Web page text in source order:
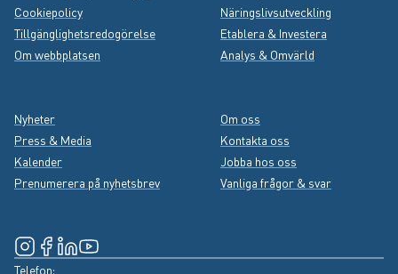
Instagram
(Extern länk, öppnas i nytt fönster)
Facebook
(Extern länk, öppnas i nytt fönster)
Cookiepolicy
Tillgänglighetsredogörelse
Om webbplatsen
Näringslivsutveckling
Etablera & Investera
Analys & Omvärld
Nyheter
Press & Media
Kalender
Prenumerera på nyhetsbrev
Om oss
Kontakta oss
Jobba hos oss
Vanliga frågor & svar
Telefon: